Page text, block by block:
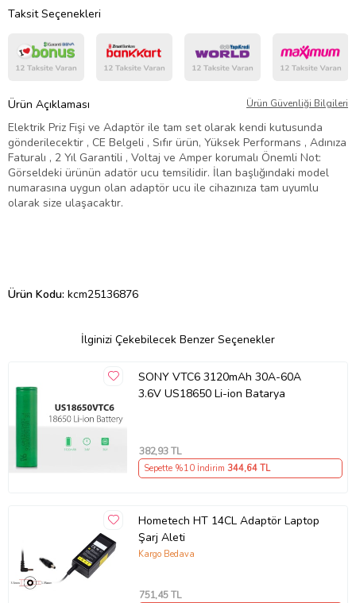
Taksit Seçenekleri
Ürün Açıklaması Ürün Güvenliği Bilgileri
Elektrik Priz Fişi ve Adaptör ile tam set olarak kendi kutusunda
gönderilecektir , CE Belgeli , Sıfır ürün, Yüksek Performans , Adınıza
Faturalı , 2 Yıl Garantili , Voltaj ve Amper korumalı Önemli Not:
Görseldeki ürünün adatör ucu temsilidir. İlan başlığındaki model
numarasına uygun olan adaptör ucu ile cihazınıza tam uyumlu
olarak size ulaşacaktır.
Ürün Kodu: kcm25136876
İlginizi Çekebilecek Benzer Seçenekler
SONY VTC6 3120mAh 30A-60A
3.6V US18650 Li-ion Batarya
382,93 TL
Sepette %10 İndirim 344,64 TL
Hometech HT 14CL Adaptör Laptop
Şarj Aleti
Kargo Bedava
751,45 TL